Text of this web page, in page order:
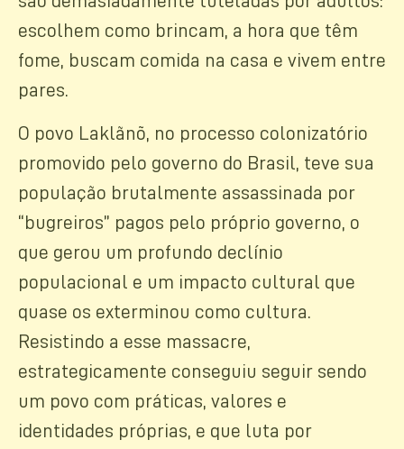
escolhem como brincam, a hora que têm
fome, buscam comida na casa e vivem entre
pares.
O povo Laklãnõ, no processo colonizatório
promovido pelo governo do Brasil, teve sua
população brutalmente assassinada por
“bugreiros” pagos pelo próprio governo, o
que gerou um profundo declínio
populacional e um impacto cultural que
quase os exterminou como cultura.
Resistindo a esse massacre,
estrategicamente conseguiu seguir sendo
um povo com práticas, valores e
identidades próprias, e que luta por